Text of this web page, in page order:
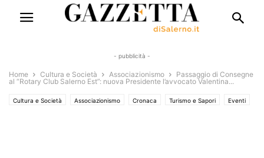
- pubblicità -
Home Cultura e Società Associazionismo
Passaggio di Consegne
al “Rotary Club Salerno Est”: nuova Presidente l’avvocato Valentina...
Cultura e Società Associazionismo Cronaca Turismo e Sapori Eventi